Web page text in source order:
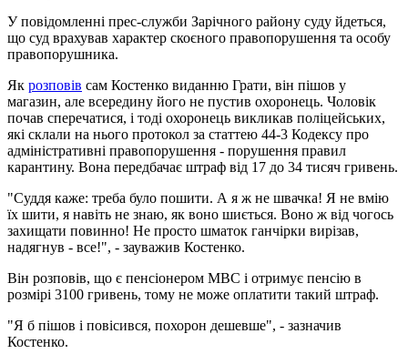
У повідомленні прес-служби Зарічного району суду йдеться,
що суд врахував характер скоєного правопорушення та особу
правопорушника.
Як розповів сам Костенко виданню Грати, він пішов у
магазин, але всередину його не пустив охоронець. Чоловік
почав сперечатися, і тоді охоронець викликав поліцейських,
які склали на нього протокол за статтею 44-3 Кодексу про
адміністративні правопорушення - порушення правил
карантину. Вона передбачає штраф від 17 до 34 тисяч гривень.
"Суддя каже: треба було пошити. А я ж не швачка! Я не вмію
їх шити, я навіть не знаю, як воно шиється. Воно ж від чогось
захищати повинно! Не просто шматок ганчірки вирізав,
надягнув - все!", - зауважив Костенко.
Він розповів, що є пенсіонером МВС і отримує пенсію в
розмірі 3100 гривень, тому не може оплатити такий штраф.
"Я б пішов і повісився, похорон дешевше", - зазначив
Костенко.